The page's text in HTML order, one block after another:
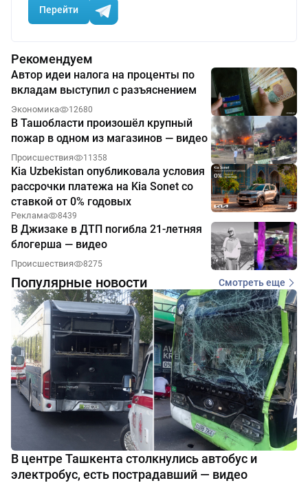
Перейти
Рекомендуем
Автор идеи налога на проценты по
вкладам выступил с разъяснением
Экономика 12680
В Ташобласти произошёл крупный
пожар в одном из магазинов — видео
Происшествия 11358
Kia Uzbekistan опубликовала условия
рассрочки платежа на Kia Sonet со
ставкой от 0% годовых
Реклама 8439
В Джизаке в ДТП погибла 21-летняя
блогерша — видео
Происшествия 8275
Популярные новости Смотреть еще
В центре Ташкента столкнулись автобус и
электробус, есть пострадавший — видео